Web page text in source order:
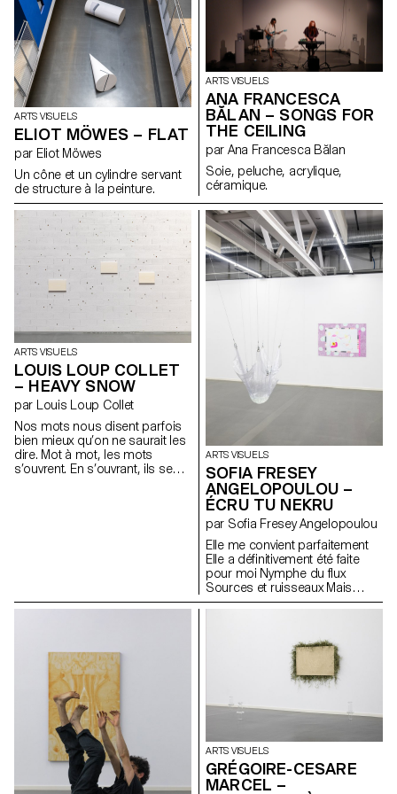
traduction est créée. Lorsque la
lumière s’allume, le spectateur
est confronté à un nouvel
espace, qui remet en question
le processus de construction
de l’image.
ARTS VISUELS
ELIOT MÖWES – FLAT
par Eliot Möwes
Un cône et un cylindre servant
de structure à la peinture.
ARTS VISUELS
ANA FRANCESCA
BĂLAN – SONGS FOR
THE CEILING
par Ana Francesca Bălan
Soie, peluche, acrylique,
céramique.
ARTS VISUELS
LOUIS LOUP COLLET
– HEAVY SNOW
par Louis Loup Collet
Nos mots nous disent parfois
bien mieux qu’on ne saurait les
dire. Mot à mot, les mots
s’ouvrent. En s’ouvrant, ils se
ARTS VISUELS
SOFIA FRESEY
ANGELOPOULOU –
ÉCRU TU NEKRU
par Sofia Fresey Angelopoulou
Elle me convient parfaitement
Elle a définitivement été faite
pour moi Nymphe du flux
Sources et ruisseaux Mais
invariablement liée à des lieux
statique Elle ne bouge pas
pendant des heures ou des
jours Si sure qu’elle va rester là
pour toujours Un jour, elle
disparaît Jusqu’à ce qu’elle
refasse surface Elle naît de
charnues, rampantes et
enfouies dans le sol
ARTS VISUELS
GRÉGOIRE-CESARE
MARCEL –